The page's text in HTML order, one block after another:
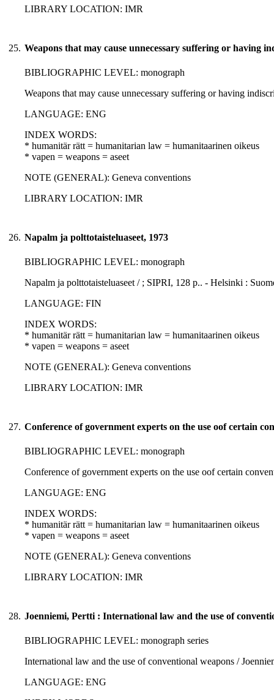
LIBRARY LOCATION: IMR
25. Weapons that may cause unnecessary suffering or having
BIBLIOGRAPHIC LEVEL: monograph
Weapons that may cause unnecessary suffering or having
LANGUAGE: ENG
INDEX WORDS:
* humanitär rätt = humanitarian law = humanitaarinen oikeus
* vapen = weapons = aseet
NOTE (GENERAL): Geneva conventions
LIBRARY LOCATION: IMR
26. Napalm ja polttotaisteluaseet, 1973
BIBLIOGRAPHIC LEVEL: monograph
Napalm ja polttotaisteluaseet / ; SIPRI, 128 p.. - Helsinki :
LANGUAGE: FIN
INDEX WORDS:
* humanitär rätt = humanitarian law = humanitaarinen oikeus
* vapen = weapons = aseet
NOTE (GENERAL): Geneva conventions
LIBRARY LOCATION: IMR
27. Conference of government experts on the use oof certain
BIBLIOGRAPHIC LEVEL: monograph
Conference of government experts on the use oof certain
LANGUAGE: ENG
INDEX WORDS:
* humanitär rätt = humanitarian law = humanitaarinen oikeus
* vapen = weapons = aseet
NOTE (GENERAL): Geneva conventions
LIBRARY LOCATION: IMR
28. Joenniemi, Pertti : International law and the use of
BIBLIOGRAPHIC LEVEL: monograph series
International law and the use of conventional weapons /
LANGUAGE: ENG